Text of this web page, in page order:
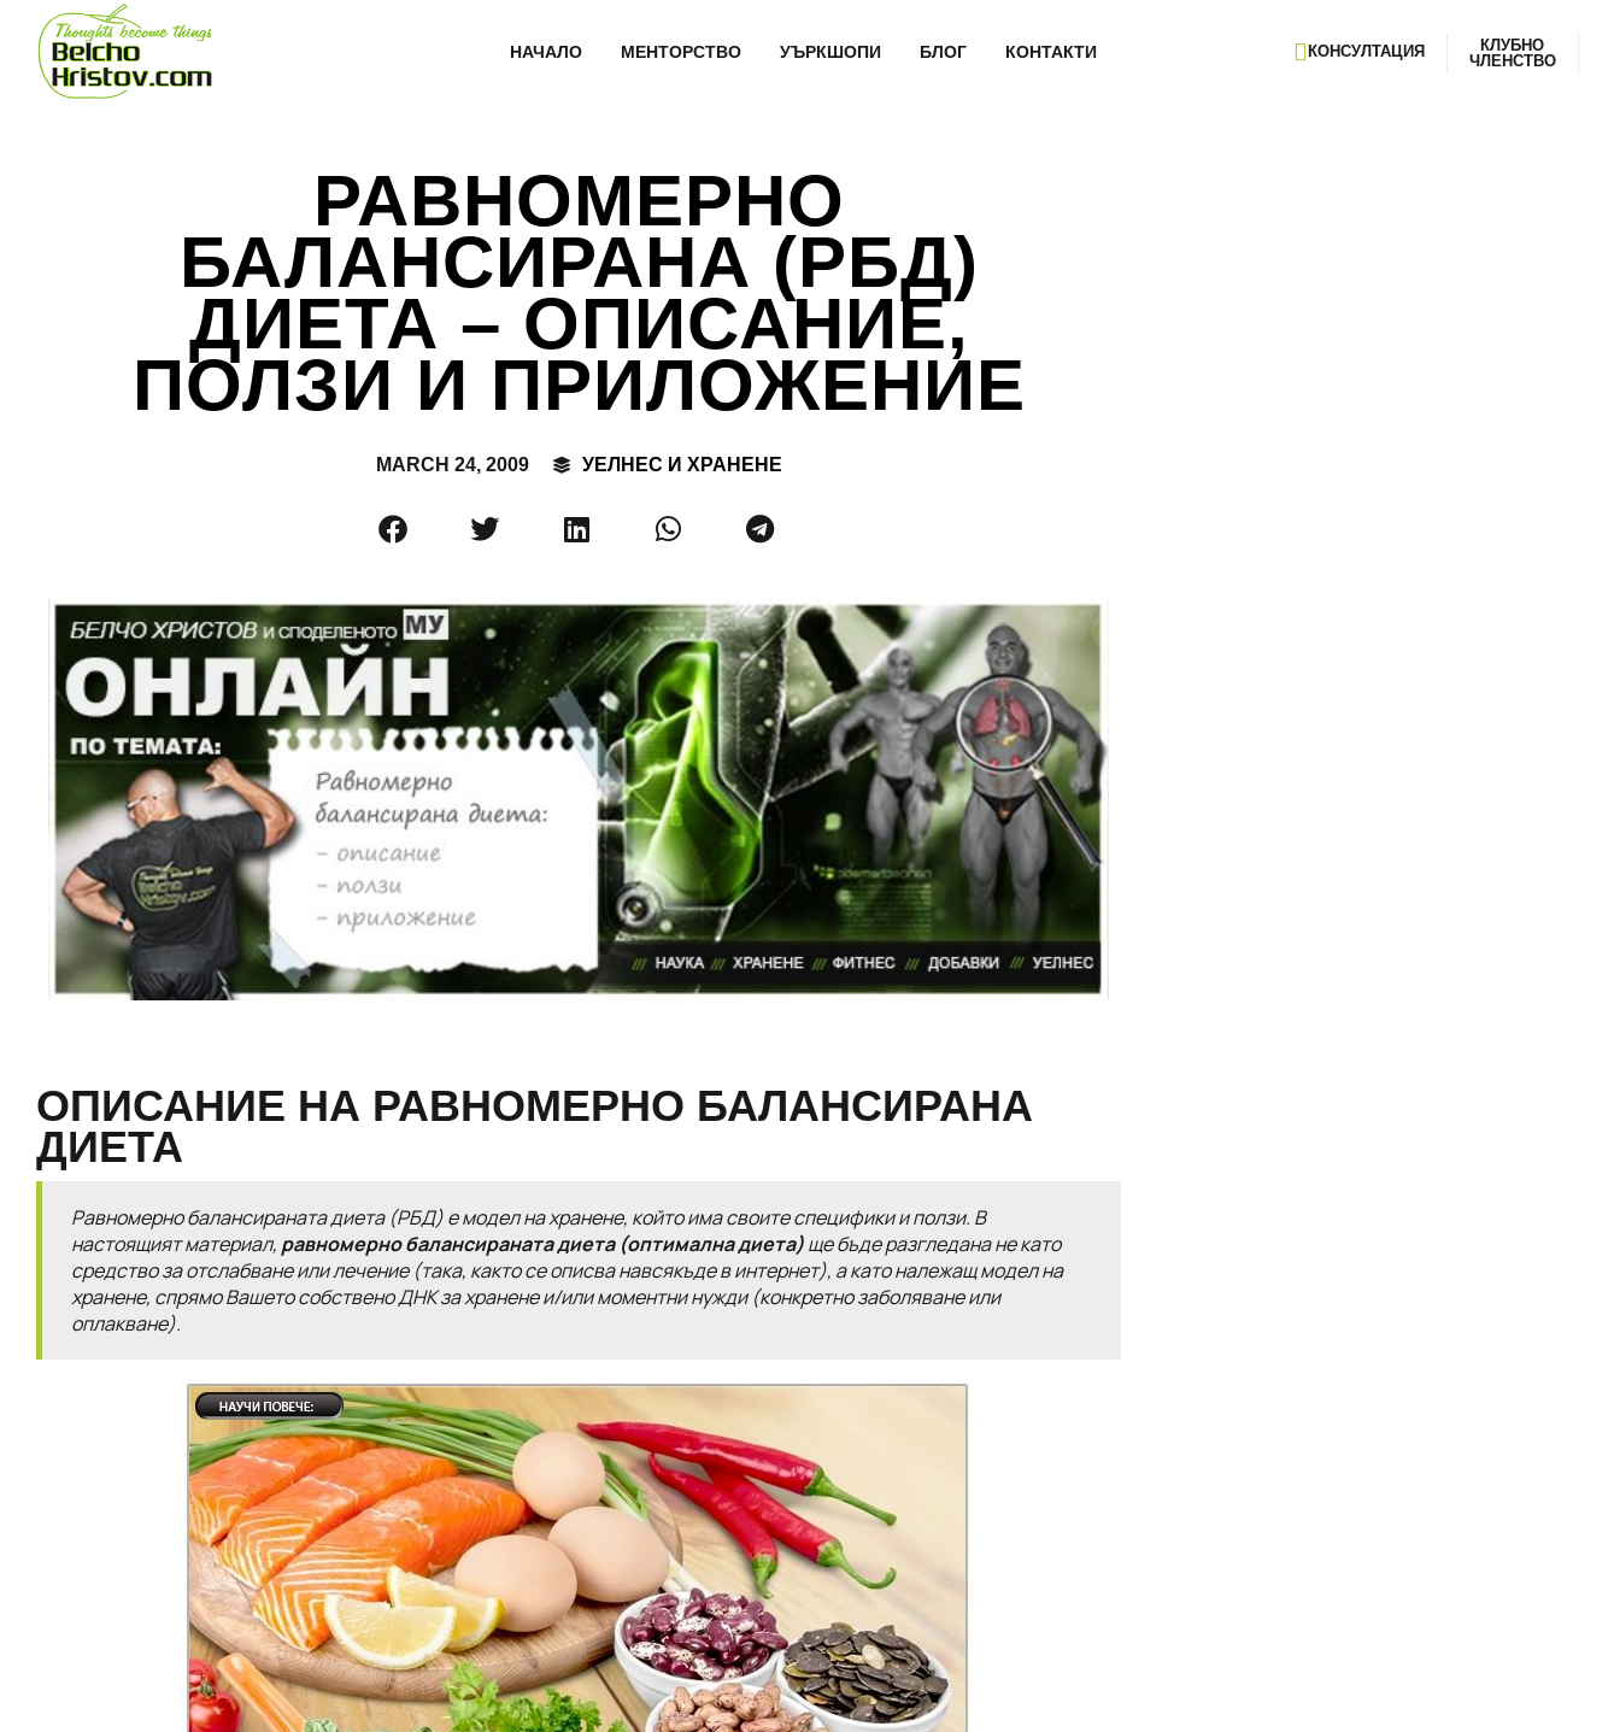
НАЧАЛО МЕНТОРСТВО УЪРКШОПИ БЛОГ КОНТАКТИ КОНСУЛТАЦИЯ
КЛУБНО
ЧЛЕНСТВО
РАВНОМЕРНО
БАЛАНСИРАНА (РБД)
ДИЕТА – ОПИСАНИЕ,
ПОЛЗИ И ПРИЛОЖЕНИЕ
MARCH 24, 2009 УЕЛНЕС И ХРАНЕНЕ
ОПИСАНИЕ НА РАВНОМЕРНО БАЛАНСИРАНА
ДИЕТА
Равномерно балансираната диета (РБД) е модел на хранене, който има своите специфики и ползи. В
настоящият материал, равномерно балансираната диета (оптимална диета)ще бъде разгледана не като
средство за отслабване или лечение (така, както се описва навсякъде в интернет), а като належащ модел на
хранене, спрямо Вашето собствено ДНК за хранене и/или моментни нужди (конкретно заболяване или
оплакване).